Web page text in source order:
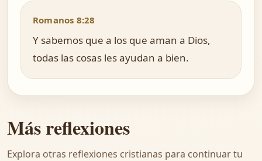
Romanos 8:28
Y sabemos que a los que aman a Dios,
todas las cosas les ayudan a bien.
Más reflexiones
Explora otras reflexiones cristianas para continuar tu